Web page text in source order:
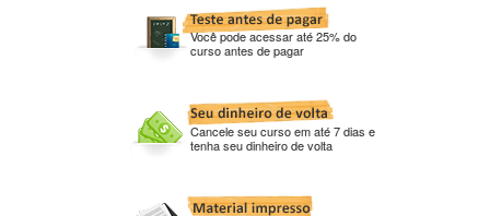
Você pode acessar até 25% do
curso antes de pagar
Cancele seu curso em até 7 dias e
tenha seu dinheiro de volta